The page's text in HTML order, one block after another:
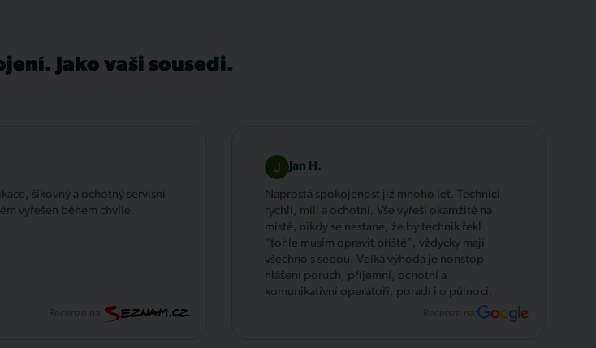
Jako vaši sousedi.
šikovný a ochotný servisní
vyřešen během chvíle.
Jan H.
Naprostá spokojenost již mnoho let. Technici
rychlí, milí a ochotní. Vše vyřeší okamžitě na
místě, nikdy se nestane, že by technik řekl
"tohle musím opravit příště", vždycky mají
všechno s sebou. Velká výhoda je nonstop
hlášení poruch, příjemní, ochotní a
komunikativní operátoři, poradí i o půlnoci.
Recenze na: